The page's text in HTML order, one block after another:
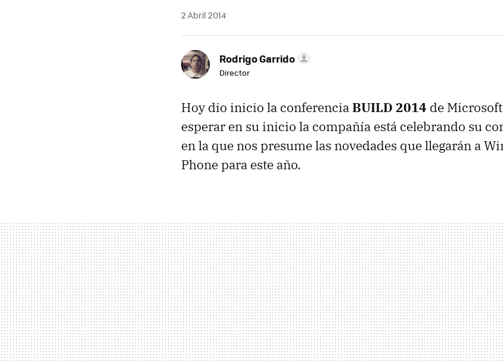
2 Abril 2014
Rodrigo Garrido
Director
Hoy dio inicio la conferenciaBUILD 2014 de
esperar en su inicio la compañía está celebrando su
en la que nos presume las novedades que llegarán a
Phone para este año.